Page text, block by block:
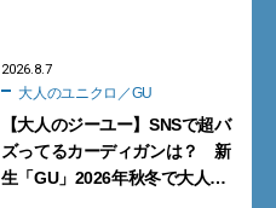
2026.8.7
大人のユニクロ／GU
【大人のジーユー】SNSで超バ
ズってるカーディガンは？ 新
生「GU」2026年秋冬で大人メ